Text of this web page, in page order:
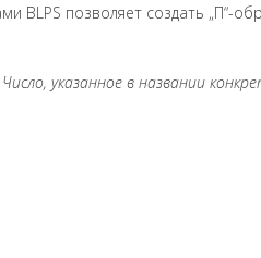
BLPS позволяет создать „П“-
указанное в названии